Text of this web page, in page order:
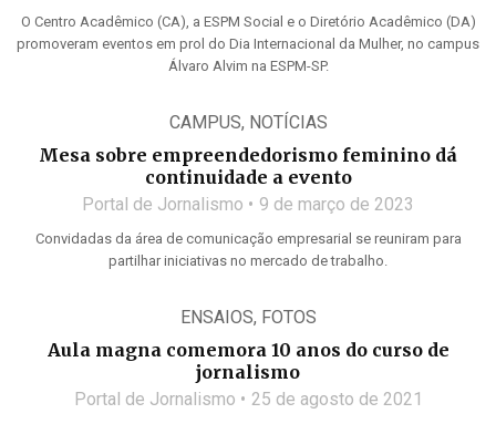
O Centro Acadêmico (CA), a ESPM Social e o Diretório Acadêmico (DA)
promoveram eventos em prol do Dia Internacional da Mulher, no campus
Álvaro Alvim na ESPM-SP.
CAMPUS, NOTÍCIAS
Mesa sobre empreendedorismo feminino dá
continuidade a evento
Portal de Jornalismo 9 de março de 2023
Convidadas da área de comunicação empresarial se reuniram para
partilhar iniciativas no mercado de trabalho.
ENSAIOS, FOTOS
Aula magna comemora 10 anos do curso de
jornalismo
Portal de Jornalismo 25 de agosto de 2021